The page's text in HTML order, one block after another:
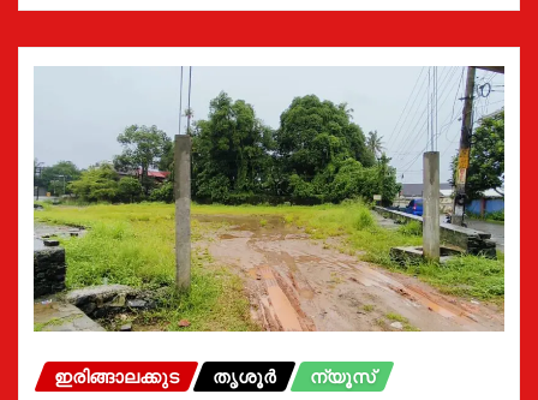
ഇരിങ്ങാലക്കുട തൃശൂർ ന്യൂസ്